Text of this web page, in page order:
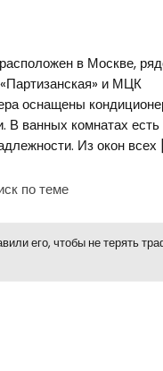
в Москве,
и МЦК
оснащены
В ванных комнатах
Из окон
по теме
его, чтобы не терять